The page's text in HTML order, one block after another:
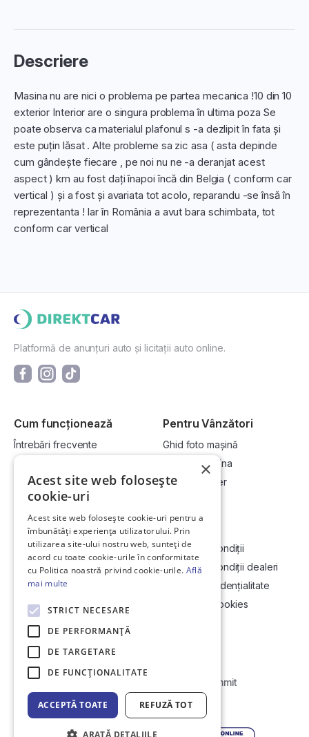
Descriere
Masina nu are nici o problema pe partea mecanica !10 din 10
exterior Interior are o singura problema în ultima poza Se
poate observa ca materialul plafonul s -a dezlipit în fata și
este puțin lăsat . Alte probleme sa zic asa ( asta depinde
cum gândește fiecare , pe noi nu ne -a deranjat acest
aspect ) km au fost dați înapoi încă din Belgia ( conform car
vertical ) și a fost și avariata tot acolo, reparandu -se însă în
reprezentanta ! Iar în România a avut bara schimbata, tot
conform car vertical
Platformă de anunțuri auto și licitații auto online.
Cum funcționează
Întrebări frecvente
Cum vând la licitație?
Pentru Vânzători
Ghid foto mașină
Vinde-ți mașina
Devino dealer
Link-uri utile
Informații utile vizionare
Contact
Soluționarea Online a litigiilor
ANCP
Compania
Termeni și condiții
Termeni și condiții dealeri
Politică confidențialitate
Politica de cookies
Initial Commit
© Copyright 2026 DirektCar
×
Acest site web folosește
cookie-uri
Acest site web folosește cookie-uri pentru a
îmbunătăți experiența utilizatorului. Prin
utilizarea site-ului nostru web, sunteți de
acord cu toate cookie-urile în conformitate
cu Politica noastră privind cookie-urile. Află
mai multe
STRICT NECESARE
DE PERFORMANȚĂ
DE TARGETARE
DE FUNCŢIONALITATE
ACCEPTĂ TOATE REFUZĂ TOT
ARATĂ DETALIILE